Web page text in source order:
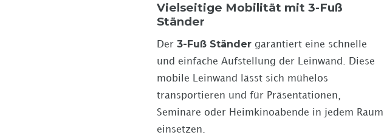
Vielseitige Mobilität mit 3-Fuß
Ständer
Der 3-Fuß Ständer garantiert eine schnelle
und einfache Aufstellung der Leinwand. Diese
mobile Leinwand lässt sich mühelos
transportieren und für Präsentationen,
Seminare oder Heimkinoabende in jedem Raum
einsetzen.